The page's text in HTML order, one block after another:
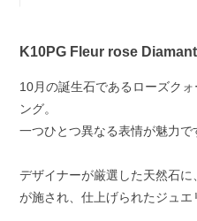
K10PG Fleur rose
10月の誕生石であるローズク
ング。
一つひとつ異なる表情が魅力で
デザイナーが厳選した天然石
が施され、仕上げられたジュエ